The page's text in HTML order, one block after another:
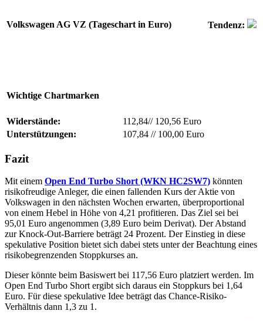
Volkswagen AG VZ (Tageschart in Euro) Tendenz:
Wichtige Chartmarken
Widerstände: 112,84//120,56 Euro
Unterstützungen:
107,84 //100,00 Euro
Fazit
Mit einem Open End Turbo Short (WKN HC2SW7) könnten
risikofreudige Anleger, die einen fallenden Kurs der Aktie von
Volkswagen in den nächsten Wochen erwarten, überproportional
von einem Hebel in Höhe von 4,21 profitieren. Das Ziel sei bei
95,01 Euro angenommen (3,89 Euro beim Derivat). Der Abstand
zur Knock-Out-Barriere beträgt 24 Prozent. Der Einstieg in diese
spekulative Position bietet sich dabei stets unter der Beachtung eines
risikobegrenzenden Stoppkurses an.
Dieser könnte beim Basiswert bei 117,56 Euro platziert werden. Im
Open End Turbo Short ergibt sich daraus ein Stoppkurs bei 1,64
Euro. Für diese spekulative Idee beträgt das Chance-Risiko-
Verhältnis dann 1,3 zu 1.